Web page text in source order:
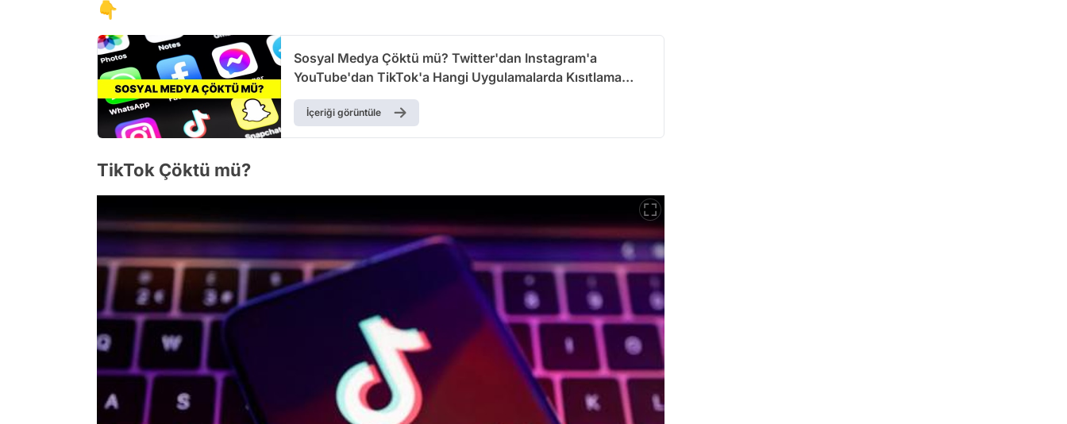
👇
Sosyal Medya Çöktü mü? Twitter'dan Instagram'a
YouTube'dan TikTok'a Hangi Uygulamalarda Kısıtlama
Var?
İçeriği görüntüle
TikTok Çöktü mü?